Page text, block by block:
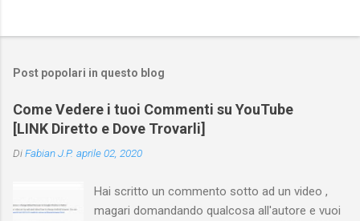
Post popolari in questo blog
Come Vedere i tuoi Commenti su YouTube
[LINK Diretto e Dove Trovarli]
DiFabian J.P. aprile 02, 2020
Hai scritto un commento sotto ad un video ,
magari domandando qualcosa all'autore e vuoi